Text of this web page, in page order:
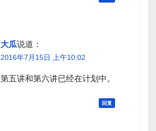
大瓜说道：
2016年7月15日 上午10:02
第五讲和第六讲已经在计划中。
回复